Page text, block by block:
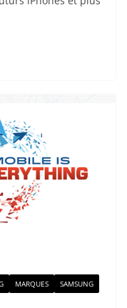
MARQUES
SAMSUNG